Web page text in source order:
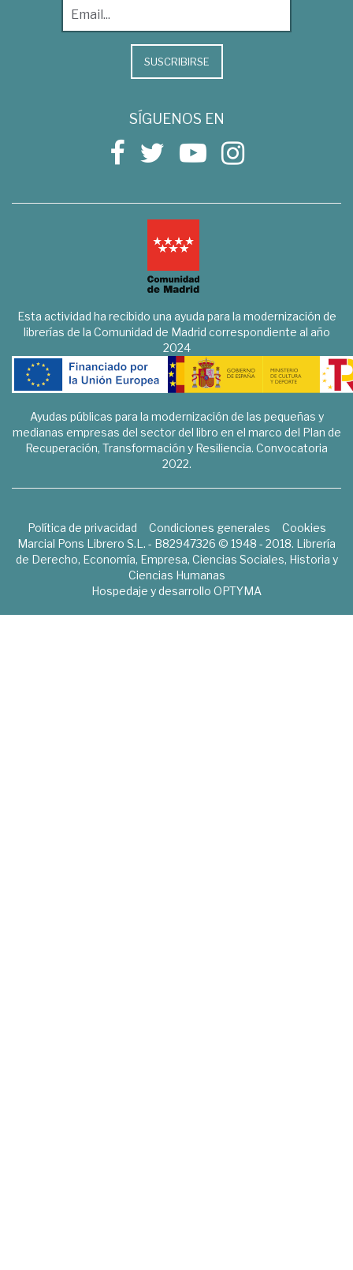
SUSCRIBIRSE
SÍGUENOS EN
Esta actividad ha recibido una ayuda para la modernización de
librerías de la Comunidad de Madrid correspondiente al año
2024
Ayudas públicas para la modernización de las pequeñas y
medianas empresas del sector del libro en el marco del Plan de
Recuperación, Transformación y Resiliencia. Convocatoria
2022.
Política de privacidad Condiciones generales
Cookies
Marcial Pons Librero S.L. - B82947326 © 1948 - 2018. Librería
de Derecho, Economía, Empresa, Ciencias Sociales, Historia y
Ciencias Humanas
Hospedaje y desarrollo OPTYMA